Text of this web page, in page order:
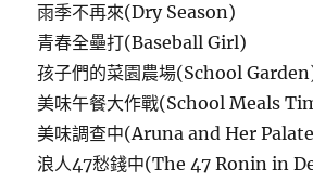
雨季不再來(Dry Season)
青春全壘打(Baseball Girl)
孩子們的菜園農場(School
美味午餐大作戰(School Meals
美味調查中(Aruna and Her
浪人47愁錢中(The 47 Ronin in